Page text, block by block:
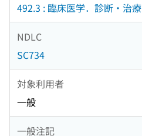
492.3 : 臨床医学．診断・治療
NDLC
SC734
対象利用者
一般
一般注記